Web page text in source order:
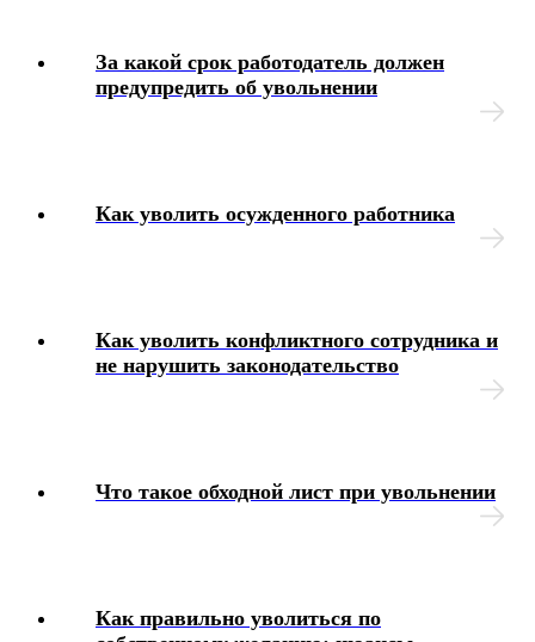
За какой срок работодатель должен
предупредить об увольнении
Как уволить осужденного работника
Как уволить конфликтного сотрудника и
не нарушить законодательство
Что такое обходной лист при увольнении
Как правильно уволиться по